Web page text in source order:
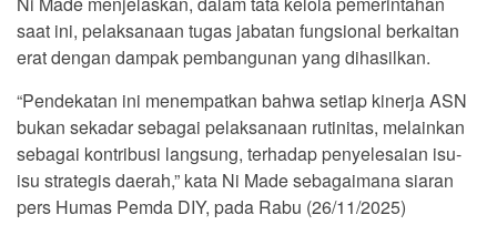
saat ini, pelaksanaan tugas jabatan fungsional berkaitan
erat dengan dampak pembangunan yang dihasilkan.
“Pendekatan ini menempatkan bahwa setiap kinerja ASN
bukan sekadar sebagai pelaksanaan rutinitas, melainkan
sebagai kontribusi langsung, terhadap penyelesaian isu-
isu strategis daerah,” kata Ni Made sebagaimana siaran
pers Humas Pemda DIY, pada Rabu (26/11/2025)